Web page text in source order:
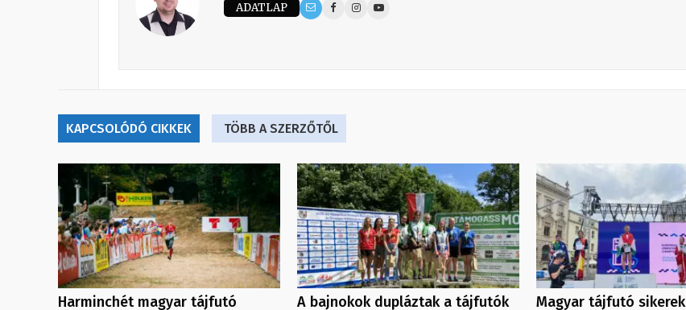
ADATLAP
KAPCSOLÓDÓ CIKKEK TÖBB A SZERZŐTŐL
Harminchét magyar tájfutó A bajnokok dupláztak a tájfutók Magyar tájfutó sikerek